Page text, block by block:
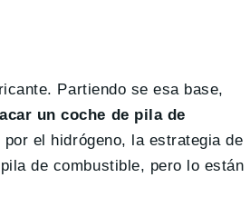
Partiendo se esa base,
un coche de pila de
el hidrógeno, la estrategia de
de combustible, pero lo están